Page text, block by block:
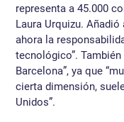
representa a 45.000
Laura Urquizu.
ahora la
tecnológico”.
Barcelona”, ya que
cierta dimensión,
Unidos”.